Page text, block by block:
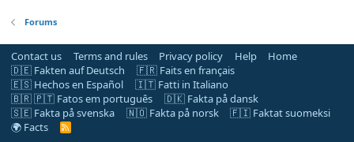
Forums
Contact us Terms and rules Privacy policy Help
Home
🇩🇪 Fakten auf Deutsch
🇫🇷 Faits en français
🇪🇸 Hechos en Español
🇮🇹 Fatti in Italiano
🇧🇷 🇵🇹 Fatos em português
🇩🇰 Fakta på dansk
🇸🇪 Fakta på svenska
🇳🇴 Fakta på norsk
🇫🇮 Faktat suomeksi
🌍 Facts
R